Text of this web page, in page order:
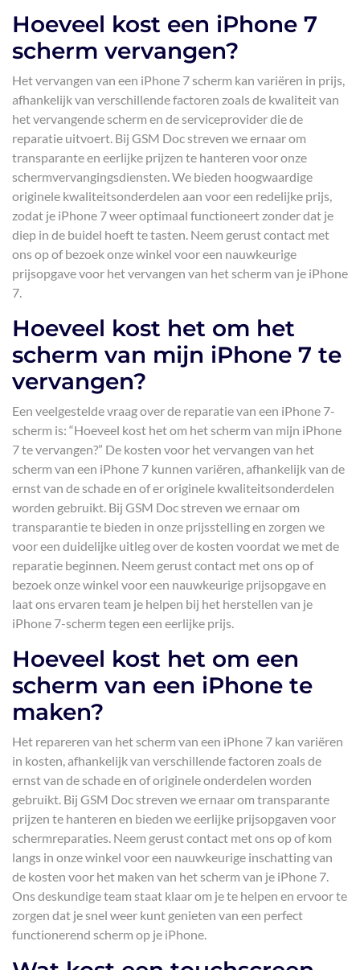
Hoeveel kost een iPhone 7
scherm vervangen?
Het vervangen van een iPhone 7 scherm kan variëren in prijs,
afhankelijk van verschillende factoren zoals de kwaliteit van
het vervangende scherm en de serviceprovider die de
reparatie uitvoert. Bij GSM Doc streven we ernaar om
transparante en eerlijke prijzen te hanteren voor onze
schermvervangingsdiensten. We bieden hoogwaardige
originele kwaliteitsonderdelen aan voor een redelijke prijs,
zodat je iPhone 7 weer optimaal functioneert zonder dat je
diep in de buidel hoeft te tasten. Neem gerust contact met
ons op of bezoek onze winkel voor een nauwkeurige
prijsopgave voor het vervangen van het scherm van je iPhone
7.
Hoeveel kost het om het
scherm van mijn iPhone 7 te
vervangen?
Een veelgestelde vraag over de reparatie van een iPhone 7-
scherm is: “Hoeveel kost het om het scherm van mijn iPhone
7 te vervangen?” De kosten voor het vervangen van het
scherm van een iPhone 7 kunnen variëren, afhankelijk van de
ernst van de schade en of er originele kwaliteitsonderdelen
worden gebruikt. Bij GSM Doc streven we ernaar om
transparantie te bieden in onze prijsstelling en zorgen we
voor een duidelijke uitleg over de kosten voordat we met de
reparatie beginnen. Neem gerust contact met ons op of
bezoek onze winkel voor een nauwkeurige prijsopgave en
laat ons ervaren team je helpen bij het herstellen van je
iPhone 7-scherm tegen een eerlijke prijs.
Hoeveel kost het om een
scherm van een iPhone te
maken?
Het repareren van het scherm van een iPhone 7 kan variëren
in kosten, afhankelijk van verschillende factoren zoals de
ernst van de schade en of originele onderdelen worden
gebruikt. Bij GSM Doc streven we ernaar om transparante
prijzen te hanteren en bieden we eerlijke prijsopgaven voor
schermreparaties. Neem gerust contact met ons op of kom
langs in onze winkel voor een nauwkeurige inschatting van
de kosten voor het maken van het scherm van je iPhone 7.
Ons deskundige team staat klaar om je te helpen en ervoor te
zorgen dat je snel weer kunt genieten van een perfect
functionerend scherm op je iPhone.